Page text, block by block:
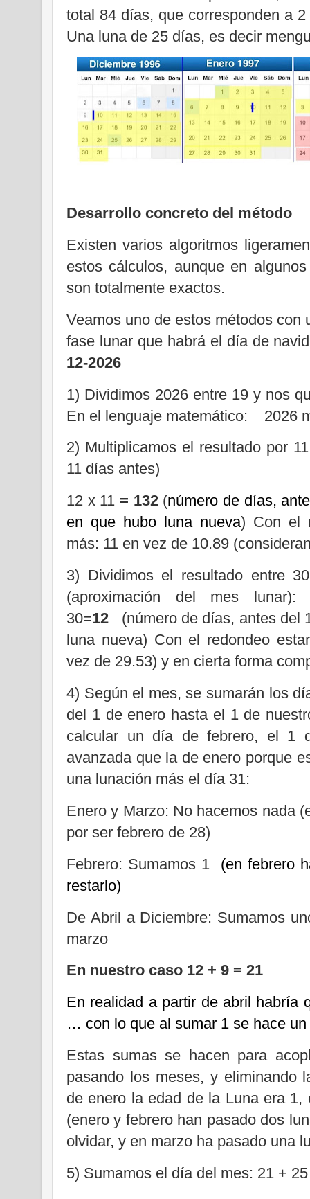
total 84 días, que corresponden a
Una luna de 25 días, es decir
Desarrollo concreto del método
Existen varios algoritmos
estos cálculos, aunque en
son totalmente exactos.
Veamos uno de estos métodos con
fase lunar que habrá el día de
12-2026
1) Dividimos 2026 entre 19 y nos
En el lenguaje matemático:
2026
2) Multiplicamos el resultado por
11 días antes)
12 x 11 = 132(número de días,
en que hubo luna nueva) Con el
más: 11 en vez de 10.89
3) Dividimos el resultado entre
(aproximación del mes
30=12
(número de días, antes del
luna nueva) Con el redondeo
vez de 29.53) y en cierta forma
4) Según el mes, se sumarán los
del 1 de enero hasta el 1 de
calcular un día de febrero, el 1
avanzada que la de enero porque
una lunación más el día 31:
Enero y Marzo: No hacemos nada
por ser febrero de 28)
Febrero: Sumamos 1
(en febrero
restarlo)
De Abril a Diciembre: Sumamos
marzo
En nuestro caso 12 + 9 = 21
En realidad a partir de abril habría
… con lo que al sumar 1 se hace un
Estas sumas se hacen para
pasando los meses, y eliminando
de enero la edad de la Luna era
(enero y febrero han pasado dos
olvidar, y en marzo ha pasado una
5) Sumamos el día del mes: 21 +